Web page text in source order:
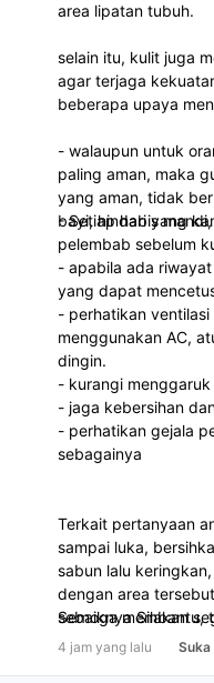
area lipatan tubuh.
selain itu, kulit juga
agar terjaga
beberapa upaya
- walaupun untuk
paling aman, maka
yang aman, tidak
bayi, hindari yang
- Setiap habis
pelembab sebelum
- apabila ada
yang dapat
- perhatikan
menggunakan AC,
dingin.
- kurangi
- jaga kebersihan
- perhatikan gejala
sebagainya
Terkait pertanyaan
sampai luka,
sabun lalu
dengan area
sebaiknya Silakan
dokter di klinik atau
Semoga membantu,
4 jam yang lalu Suka